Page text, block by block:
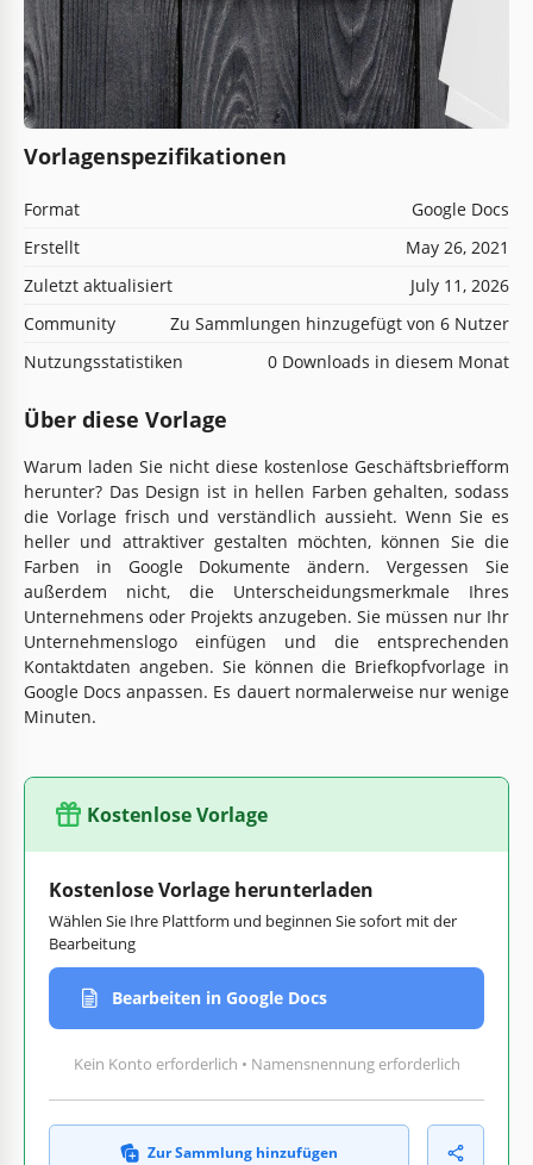
Vorlagenspezifikationen
Format
Google Docs
Erstellt
May 26, 2021
Zuletzt aktualisiert
July 11, 2026
Community
Zu Sammlungen hinzugefügt von 6 Nutzer
Nutzungsstatistiken
0 Downloads in diesem Monat
Über diese Vorlage
Warum laden Sie nicht diese kostenlose Geschäftsbriefform
herunter? Das Design ist in hellen Farben gehalten, sodass
die Vorlage frisch und verständlich aussieht. Wenn Sie es
heller und attraktiver gestalten möchten, können Sie die
Farben in Google Dokumente ändern. Vergessen Sie
außerdem nicht, die Unterscheidungsmerkmale Ihres
Unternehmens oder Projekts anzugeben. Sie müssen nur Ihr
Unternehmenslogo einfügen und die entsprechenden
Kontaktdaten angeben. Sie können die Briefkopfvorlage in
Google Docs anpassen. Es dauert normalerweise nur wenige
Minuten.
Kostenlose Vorlage
Kostenlose Vorlage herunterladen
Wählen Sie Ihre Plattform und beginnen Sie sofort mit der
Bearbeitung
Bearbeiten in Google Docs
Kein Konto erforderlich • Namensnennung erforderlich
Zur Sammlung hinzufügen